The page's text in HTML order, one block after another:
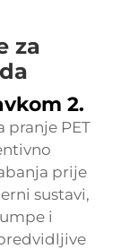
za
2.
pranje PET
prije
sustavi,
i